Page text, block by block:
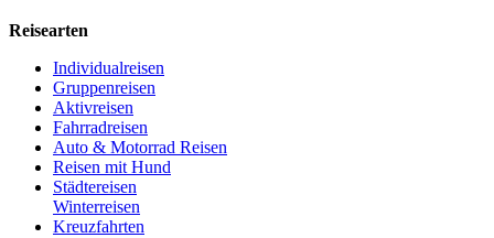
Reisearten
Individualreisen
Gruppenreisen
Aktivreisen
Fahrradreisen
Auto & Motorrad Reisen
Reisen mit Hund
Städtereisen
Winterreisen
Kreuzfahrten